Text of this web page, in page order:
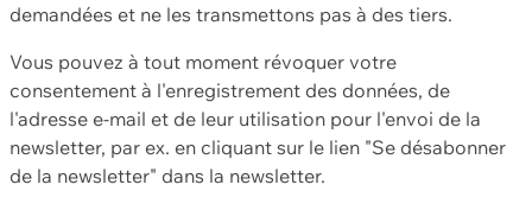
demandées et ne les transmettons pas à des tiers.
Vous pouvez à tout moment révoquer votre
consentement à l'enregistrement des données, de
l'adresse e-mail et de leur utilisation pour l'envoi de la
newsletter, par ex. en cliquant sur le lien "Se désabonner
de la newsletter" dans la newsletter.